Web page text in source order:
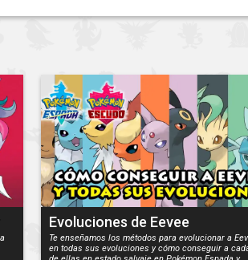
Evoluciones de Eevee
Te enseñamos los métodos para evolucionar a
en todas sus evoluciones y cómo conseguir a